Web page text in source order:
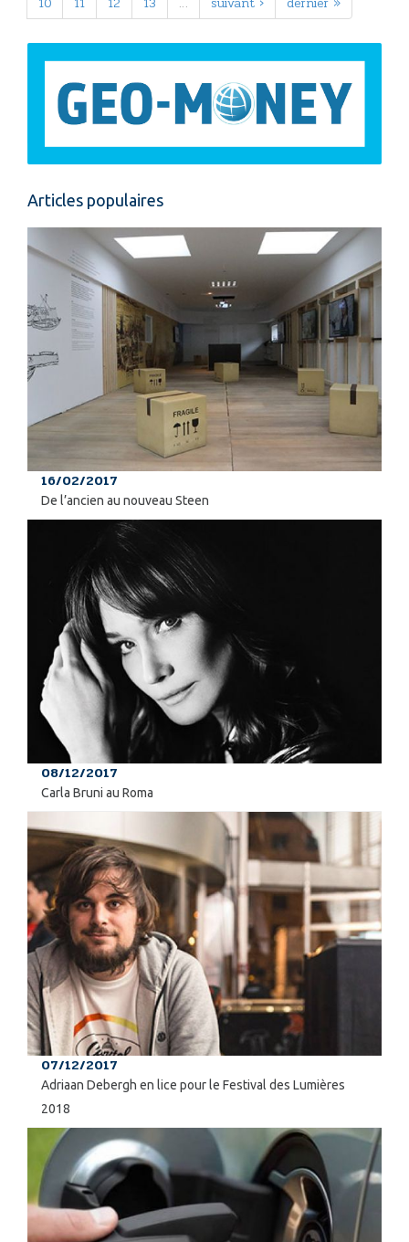
Articles populaires
16/02/2017
De l’ancien au nouveau Steen
08/12/2017
Carla Bruni au Roma
07/12/2017
Adriaan Debergh en lice pour le Festival des Lumières
2018